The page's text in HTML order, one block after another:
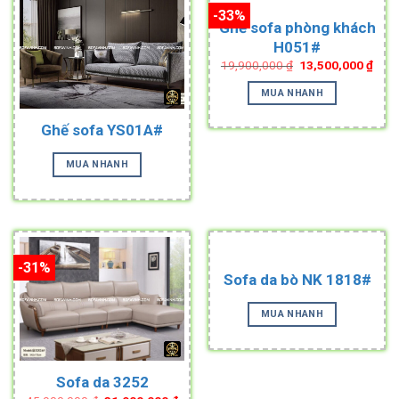
Ghế sofa YS01A#
MUA NHANH
-33%
Ghế sofa phòng khách
H051#
19,900,000₫ Original
price
was:
19,900,000 ₫.
13,500,000₫
price
is:
MUA NHANH
-31%
Sofa da 3252
Sofa da bò NK 1818#
MUA NHANH